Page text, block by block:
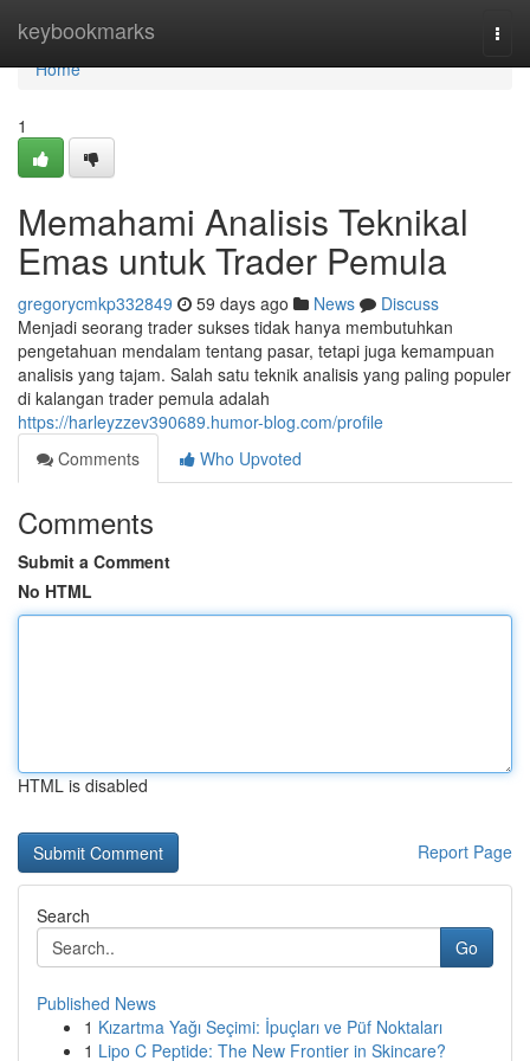
keybookmarks
Home
Home
1
Memahami Analisis Teknikal
Emas untuk Trader Pemula
gregorycmkp332849 59 days ago News
Discuss
Menjadi seorang trader sukses tidak hanya membutuhkan
pengetahuan mendalam tentang pasar, tetapi juga kemampuan
analisis yang tajam. Salah satu teknik analisis yang paling populer
di kalangan trader pemula adalah
https://harleyzzev390689.humor-blog.com/profile
Comments
Who Upvoted
Comments
Submit a Comment
No HTML
HTML is disabled
Report Page
Search
Go
Published News
1 Kızartma Yağı Seçimi: İpuçları ve Püf Noktaları
1 Lipo C Peptide: The New Frontier in Skincare?